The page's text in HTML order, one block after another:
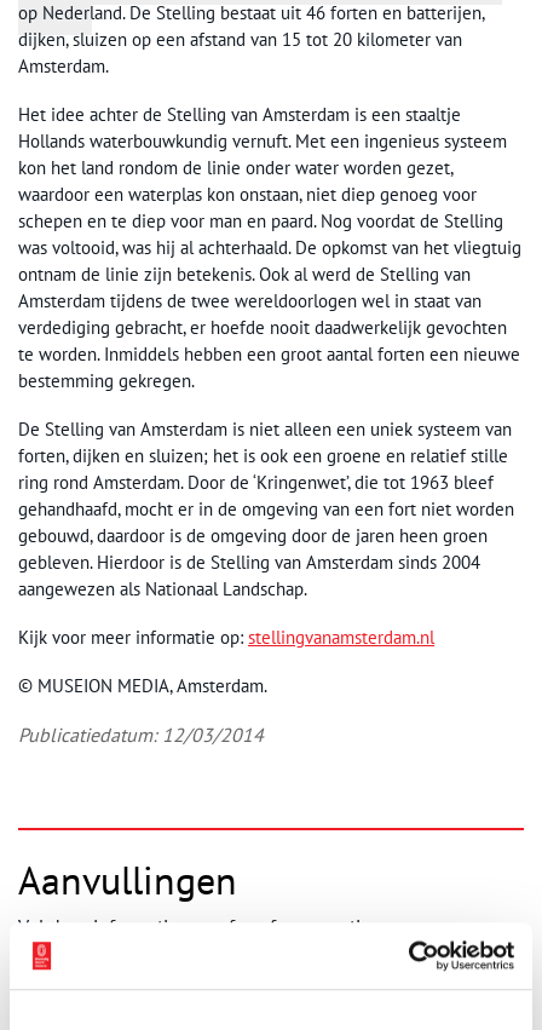
op Nederland. De Stelling bestaat uit 46 forten en batterijen,
dijken, sluizen op een afstand van 15 tot 20 kilometer van
Amsterdam.
Het idee achter de Stelling van Amsterdam is een staaltje
Hollands waterbouwkundig vernuft. Met een ingenieus systeem
kon het land rondom de linie onder water worden gezet,
waardoor een waterplas kon onstaan, niet diep genoeg voor
schepen en te diep voor man en paard. Nog voordat de Stelling
was voltooid, was hij al achterhaald. De opkomst van het vliegtuig
ontnam de linie zijn betekenis. Ook al werd de Stelling van
Amsterdam tijdens de twee wereldoorlogen wel in staat van
verdediging gebracht, er hoefde nooit daadwerkelijk gevochten
te worden. Inmiddels hebben een groot aantal forten een nieuwe
bestemming gekregen.
De Stelling van Amsterdam is niet alleen een uniek systeem van
forten, dijken en sluizen; het is ook een groene en relatief stille
ring rond Amsterdam. Door de ‘Kringenwet’, die tot 1963 bleef
gehandhaafd, mocht er in de omgeving van een fort niet worden
gebouwd, daardoor is de omgeving door de jaren heen groen
gebleven. Hierdoor is de Stelling van Amsterdam sinds 2004
aangewezen als Nationaal Landschap.
Kijk voor meer informatie op: stellingvanamsterdam.nl
© MUSEION MEDIA, Amsterdam.
Publicatiedatum: 12/03/2014
Aanvullingen
Vul deze informatie aan of geef een reactie.